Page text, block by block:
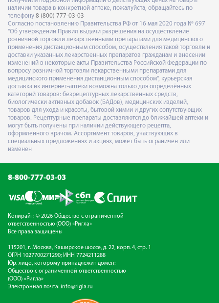
наличии товара в конкретной аптеке, пожалуйста, обращайтесь по
телефону 8 (800) 777-03-03
Согласно постановлению Правительства РФ от 16 мая 2020 года № 697
"Об утверждении Правил выдачи разрешения на осуществление
розничной торговли лекарственными препаратами для медицинского
применения дистанционным способом, осуществления такой торговли и
доставки указанных лекарственных препаратов гражданам и внесении
изменений в некоторые акты Правительства Российской Федерации по
вопросу розничной торговли лекарственными препаратами для
медицинского применения дистанционным способом", курьерская
доставка из интернет-аптеки возможна только для определённых
категорий товаров: безрецептурных лекарственных средств,
биологически активных добавок (БАДов), медицинских изделий,
товаров для ухода и красоты, бытовой химии и других сопутствующих
товаров. Рецептурные препараты доставляются до ближайшей аптеки и
могут быть получены при наличии действующего рецепта,
оформленного врачом. Ассортимент товаров, участвующих в
специальных предложениях и акциях, может быть ограничен или
изменен
8-800-777-03-03
Копирайт: © 2026 Общество с ограниченной
ответственностью (ООО) «Ригла»
Все права защищены
115201, г. Москва, Каширское шоссе, д. 22, корп. 4, стр. 1
ОГРН 1027700271290; ИНН 7724211288
Юр. лицо, которому принадлежит домен:
Общество с ограниченной ответственностью
(ООО) «Ригла»
Электронная почта: info@rigla.ru